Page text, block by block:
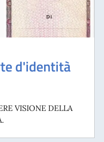
d'identità
VISIONE DELLA